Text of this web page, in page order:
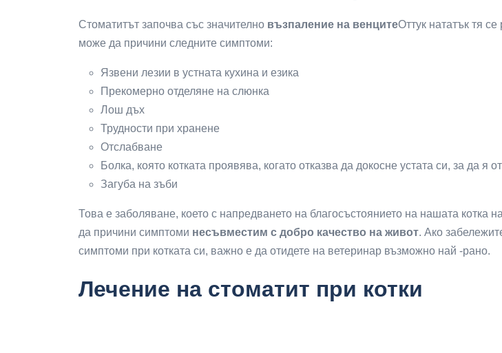
Стоматитът започва със значително възпаление на венцитеОттук нататък тя
може да причини следните симптоми:
Язвени лезии в устната кухина и езика
Прекомерно отделяне на слюнка
Лош дъх
Трудности при хранене
Отслабване
Болка, която котката проявява, когато отказва да докосне устата си, за да я
Загуба на зъби
Това е заболяване, което с напредването на благосъстоянието на нашата котка
да причини симптоми несъвместим с добро качество на живот. Ако
симптоми при котката си, важно е да отидете на ветеринар възможно най -рано.
Лечение на стоматит при котки